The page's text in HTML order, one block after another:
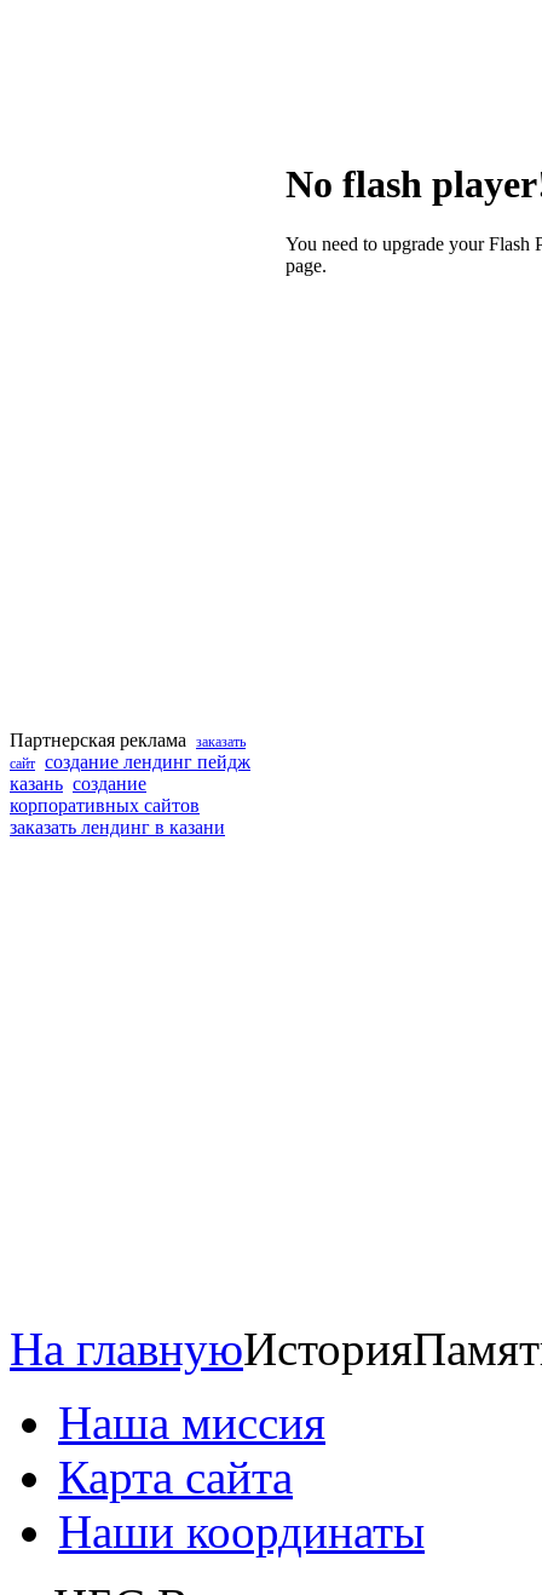
No flash
You need to upgrade your Flash
page.
Партнерская реклама
заказать
сайт создание лендинг пейдж
казань создание
корпоративных сайтов
заказать лендинг в казани
На главнуюИстория
Наша миссия
Карта сайта
Наши координаты